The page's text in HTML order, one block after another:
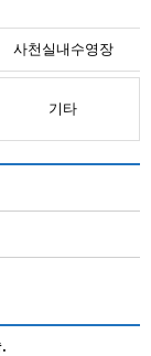
사천실내수영장
기타